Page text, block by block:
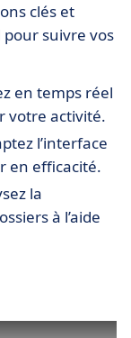
clés et
suivre vos
en temps réel
votre activité.
l’interface
en efficacité.
la
à l’aide